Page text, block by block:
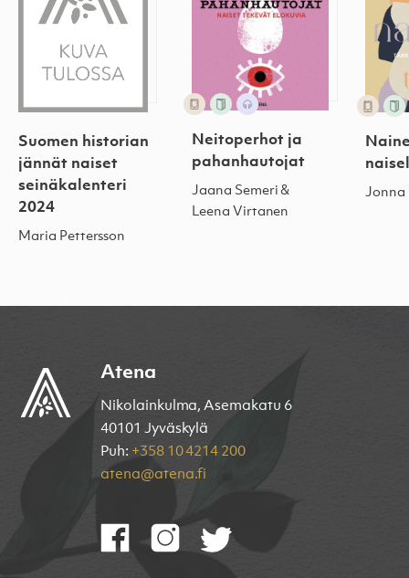
Suomen historian
jännät naiset
seinäkalenteri
2024
Maria Pettersson
Neitoperhot ja
pahanhautojat
Jaana Semeri &
Leena Virtanen
Jonna
Atena
Nikolainkulma, Asemakatu 6
40101 Jyväskylä
Puh: +358 10 4214 200
atena@atena.fi